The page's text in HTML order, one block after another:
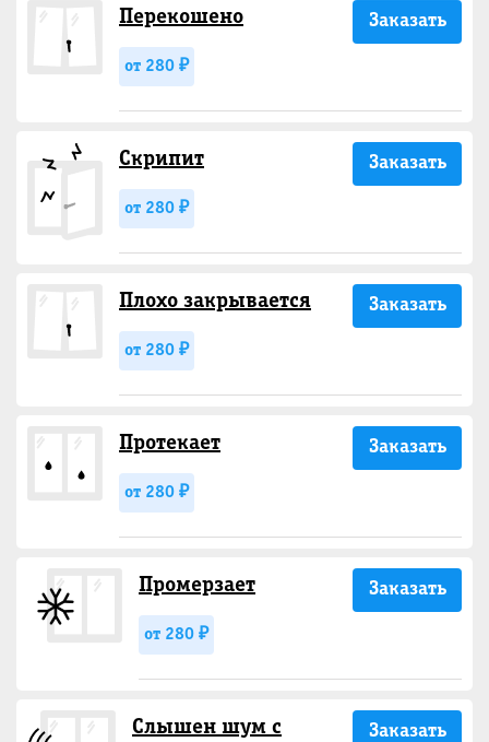
Перекошено
от 280 ₽
Заказать
Скрипит
от 280 ₽
Заказать
Плохо закрывается
от 280 ₽
Заказать
Протекает
от 280 ₽
Заказать
Промерзает
от 280 ₽
Заказать
Слышен шум с
Заказать